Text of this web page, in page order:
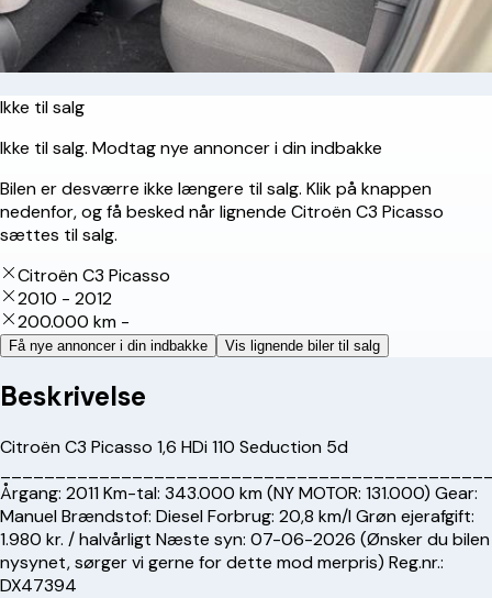
Ikke til salg
Ikke til salg. Modtag nye annoncer i din indbakke
Bilen er desværre ikke længere til salg. Klik på knappen
nedenfor, og få besked når lignende Citroën C3 Picasso
sættes til salg.
Citroën C3 Picasso
2010 - 2012
200.000 km -
Få nye annoncer i din indbakke Vis lignende biler til salg
Beskrivelse
Citroën C3 Picasso 1,6 HDi 110 Seduction 5d
Årgang: 2011 Km-tal: 343.000 km (NY MOTOR: 131.000) Gear:
Manuel Brændstof: Diesel Forbrug: 20,8 km/l Grøn ejerafgift:
1.980 kr. / halvårligt Næste syn: 07-06-2026 (Ønsker du bilen
nysynet, sørger vi gerne for dette mod merpris) Reg.nr.:
DX47394